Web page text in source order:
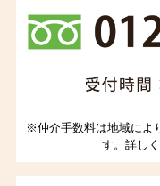
※仲介手数料は地域によ
す。詳し